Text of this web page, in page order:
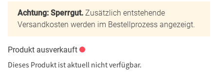
Achtung: Sperrgut. Zusätzlich entstehende
Versandkosten werden im Bestellprozess angezeigt.
Produkt ausverkauft
Dieses Produkt ist aktuell nicht verfügbar.